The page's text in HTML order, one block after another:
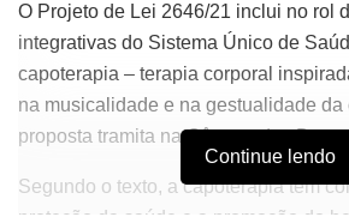
O Projeto de Lei 2646/21 inclui no rol
integrativas do Sistema Único de
capoterapia – terapia corporal
na musicalidade e na gestualidade da
proposta tramita na Câmara dos
Segundo o texto, a capoterapia tem
Continue lendo